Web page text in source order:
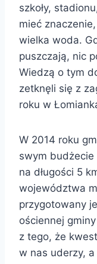
szkoły,
mieć
wielka woda.
puszczają, nic
Wiedzą o tym
zetknęli się z
roku w
W 2014 roku
swym budżecie
na długości 5
województwa
przygotowany
ościennej
z tego, że
w nas uderzy,